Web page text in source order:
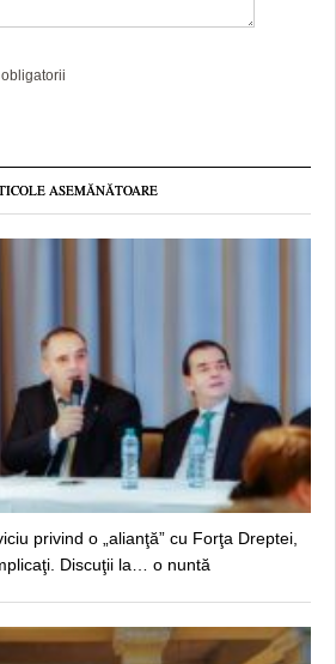
ASEMĂNĂTOARE
privind o „alianţă” cu Forţa Dreptei,
Discuţii la… o nuntă